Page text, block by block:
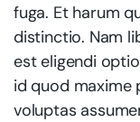
fuga. Et harum
distinctio. Nam
est eligendi
id quod maxime
voluptas